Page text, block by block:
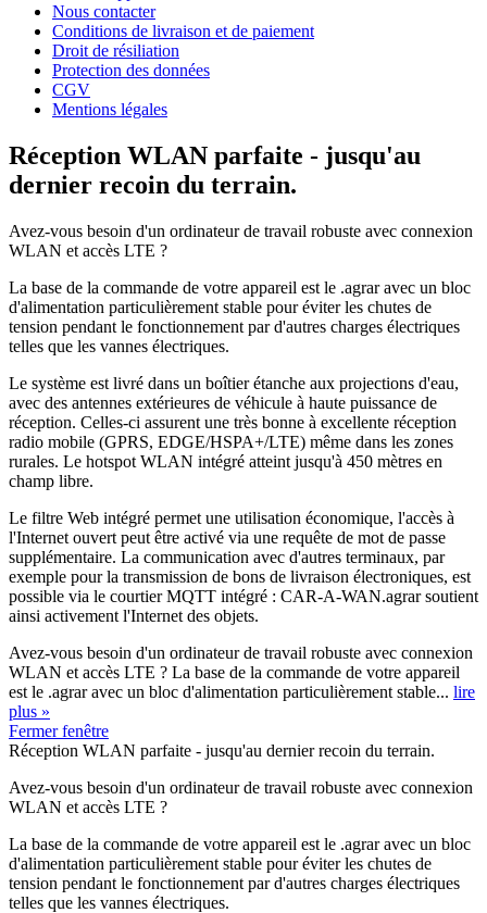
Nous contacter
Conditions de livraison et de paiement
Droit de résiliation
Protection des données
CGV
Mentions légales
Réception WLAN parfaite - jusqu'au
dernier recoin du terrain.
Avez-vous besoin d'un ordinateur de travail robuste avec connexion
WLAN et accès LTE ?
La base de la commande de votre appareil est le .agrar avec un bloc
d'alimentation particulièrement stable pour éviter les chutes de
tension pendant le fonctionnement par d'autres charges électriques
telles que les vannes électriques.
Le système est livré dans un boîtier étanche aux projections d'eau,
avec des antennes extérieures de véhicule à haute puissance de
réception. Celles-ci assurent une très bonne à excellente réception
radio mobile (GPRS, EDGE/HSPA+/LTE) même dans les zones
rurales. Le hotspot WLAN intégré atteint jusqu'à 450 mètres en
champ libre.
Le filtre Web intégré permet une utilisation économique, l'accès à
l'Internet ouvert peut être activé via une requête de mot de passe
supplémentaire. La communication avec d'autres terminaux, par
exemple pour la transmission de bons de livraison électroniques, est
possible via le courtier MQTT intégré : CAR-A-WAN.agrar soutient
ainsi activement l'Internet des objets.
Avez-vous besoin d'un ordinateur de travail robuste avec connexion
WLAN et accès LTE ? La base de la commande de votre appareil
est le .agrar avec un bloc d'alimentation particulièrement stable... lire
plus »
Fermer fenêtre
Réception WLAN parfaite - jusqu'au dernier recoin du terrain.
Avez-vous besoin d'un ordinateur de travail robuste avec connexion
WLAN et accès LTE ?
La base de la commande de votre appareil est le .agrar avec un bloc
d'alimentation particulièrement stable pour éviter les chutes de
tension pendant le fonctionnement par d'autres charges électriques
telles que les vannes électriques.